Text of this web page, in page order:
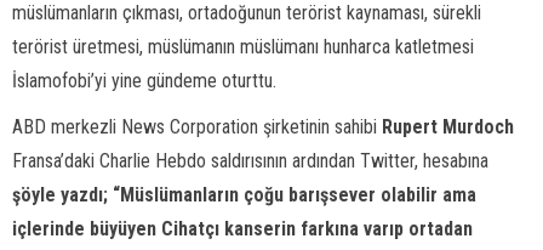
müslümanların çıkması, ortadoğunun terörist kaynaması, sürekli
terörist üretmesi, müslümanın müslümanı hunharca katletmesi
İslamofobi’yi yine gündeme oturttu.
ABD merkezli News Corporation şirketinin sahibi Rupert Murdoch
Fransa’daki Charlie Hebdo saldırısının ardından Twitter, hesabına
şöyle yazdı; “Müslümanların çoğu barışsever olabilir ama
içlerinde büyüyen Cihatçı kanserin farkına varıp ortadan